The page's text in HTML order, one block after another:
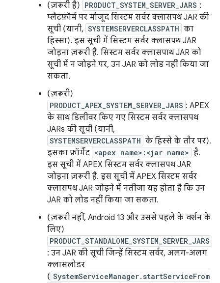
(ज़रूरी है) PRODUCT_SYSTEM_SERVER_JARS :
प्लैटफ़ॉर्म पर मौजूद सिस्टम सर्वर क्लासपथ JAR की
सूची (यानी, SYSTEMSERVERCLASSPATH का
हिस्सा). इस सूची में सिस्टम सर्वर क्लासपथ JAR
जोड़ना ज़रूरी है. सिस्टम सर्वर क्लासपाथ JAR को
सूची में न जोड़ने पर, उन JAR को लोड नहीं किया जा
सकता.
(ज़रूरी)
PRODUCT_APEX_SYSTEM_SERVER_JARS : APEX
के साथ डिलीवर किए गए सिस्टम सर्वर क्लासपथ
JARs की सूची (यानी,
SYSTEMSERVERCLASSPATH के हिस्से के तौर पर).
इसका फ़ॉर्मैट <apex name>:<jar name> है.
इस सूची में APEX सिस्टम सर्वर क्लासपथ JAR
जोड़ना ज़रूरी है. इस सूची में APEX सिस्टम सर्वर
क्लासपथ JAR जोड़ने में नतीजा यह होता है कि उन
JAR को लोड नहीं किया जा सकता.
(ज़रूरी नहीं, Android 13 और उससे पहले के वर्शन के
लिए)
PRODUCT_STANDALONE_SYSTEM_SERVER_JARS
: उन JAR की सूची जिन्हें सिस्टम सर्वर, अलग-अलग
क्लासलोडर
( SystemServiceManager.startServiceFrom